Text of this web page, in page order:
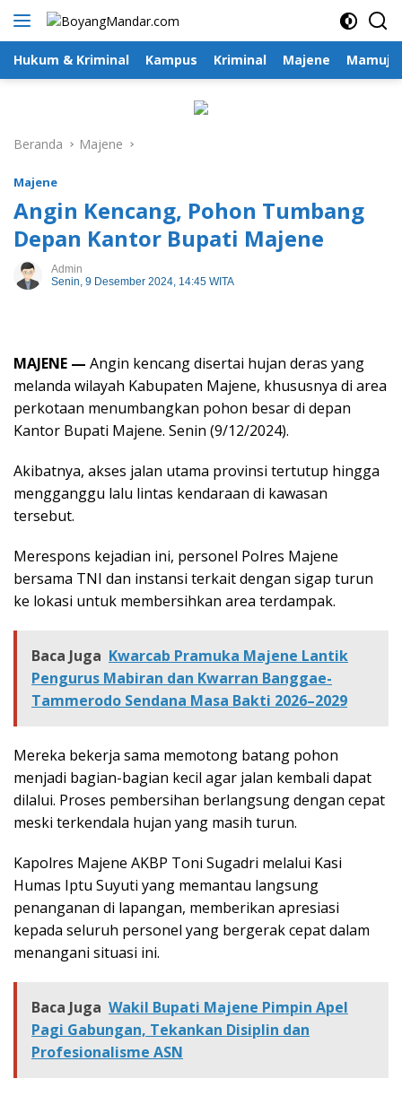
Langsung
Hukum & Kriminal Kampus Kriminal Majene Mamuju
Beranda Majene
Majene
Angin Kencang, Pohon Tumbang
Depan Kantor Bupati Majene
Admin
Senin, 9 Desember 2024, 14:45 WITA
MAJENE — Angin kencang disertai hujan deras yang
melanda wilayah Kabupaten Majene, khususnya di area
perkotaan menumbangkan pohon besar di depan
Kantor Bupati Majene. Senin (9/12/2024).
Akibatnya, akses jalan utama provinsi tertutup hingga
mengganggu lalu lintas kendaraan di kawasan
tersebut.
Merespons kejadian ini, personel Polres Majene
bersama TNI dan instansi terkait dengan sigap turun
ke lokasi untuk membersihkan area terdampak.
Baca Juga Kwarcab Pramuka Majene Lantik
Pengurus Mabiran dan Kwarran Banggae-
Tammerodo Sendana Masa Bakti 2026–2029
Mereka bekerja sama memotong batang pohon
menjadi bagian-bagian kecil agar jalan kembali dapat
dilalui. Proses pembersihan berlangsung dengan cepat
meski terkendala hujan yang masih turun.
Kapolres Majene AKBP Toni Sugadri melalui Kasi
Humas Iptu Suyuti yang memantau langsung
penanganan di lapangan, memberikan apresiasi
kepada seluruh personel yang bergerak cepat dalam
menangani situasi ini.
Baca Juga Wakil Bupati Majene Pimpin Apel
Pagi Gabungan, Tekankan Disiplin dan
Profesionalisme ASN